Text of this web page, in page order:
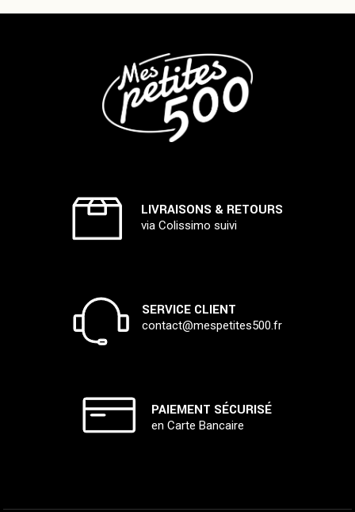
LIVRAISONS & RETOURS
via Colissimo suivi
SERVICE CLIENT
contact@mespetites500.fr
PAIEMENT SÉCURISÉ
en Carte Bancaire